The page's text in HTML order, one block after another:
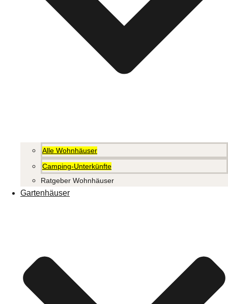
Alle Wohnhäuser
Camping-Unterkünfte
Ratgeber Wohnhäuser
Gartenhäuser